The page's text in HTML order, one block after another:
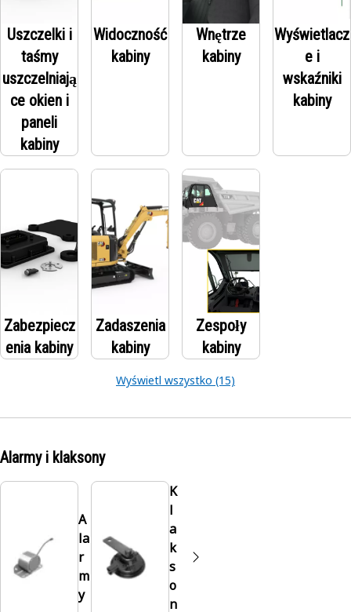
Uszczelki i
taśmy
uszczelniają
ce okien i
paneli
kabiny
Widoczność
kabiny
Wnętrze
kabiny
Wyświetlacz
e i
wskaźniki
kabiny
Zabezpiecz
enia kabiny
Zadaszenia
kabiny
Zespoły
kabiny
Wyświetl wszystko (15)
Alarmy i klaksony
A
la
r
m
y
K
l
a
k
s
o
n